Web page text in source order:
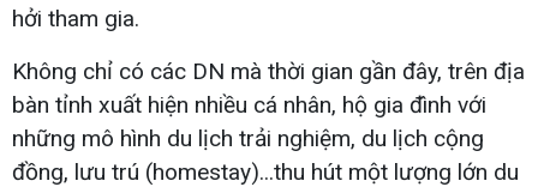
hởi tham gia.
Không chỉ có các DN mà thời gian gần đây, trên địa
bàn tỉnh xuất hiện nhiều cá nhân, hộ gia đình với
những mô hình du lịch trải nghiệm, du lịch cộng
đồng, lưu trú (homestay)...thu hút một lượng lớn du